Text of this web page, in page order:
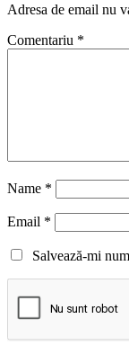
Adresa de email nu
Comentariu *
Name *
Email *
Salvează-mi